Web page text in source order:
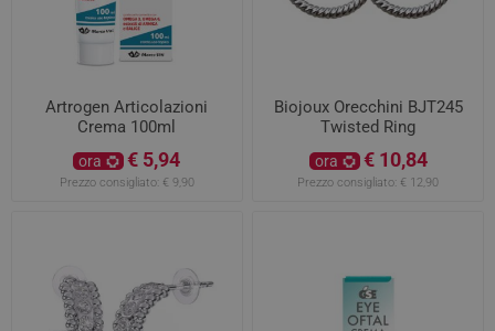
Artrogen Articolazioni
Crema 100ml
ora € 5,94
Prezzo consigliato: € 9,90
Biojoux Orecchini BJT245
Twisted Ring
ora € 10,84
Prezzo consigliato: € 12,90